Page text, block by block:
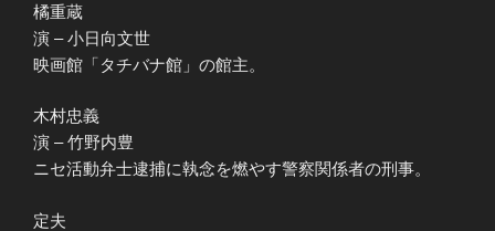
橘重蔵
演 – 小日向文世
映画館「タチバナ館」の館主。
木村忠義
演 – 竹野内豊
ニセ活動弁士逮捕に執念を燃やす警察関係者の刑事。
定夫